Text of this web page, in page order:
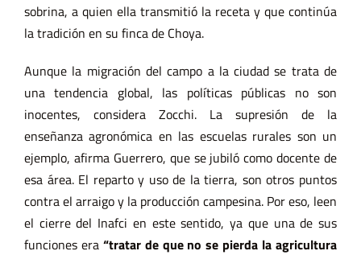
sobrina, a quien ella transmitió la receta y que continúa
la tradición en su finca de Choya.
Aunque la migración del campo a la ciudad se trata de
una tendencia global, las políticas públicas no son
inocentes, considera Zocchi. La supresión de la
enseñanza agronómica en las escuelas rurales son un
ejemplo, afirma Guerrero, que se jubiló como docente de
esa área. El reparto y uso de la tierra, son otros puntos
contra el arraigo y la producción campesina. Por eso, leen
el cierre del Inafci en este sentido, ya que una de sus
funciones era “tratar de que no se pierda la agricultura